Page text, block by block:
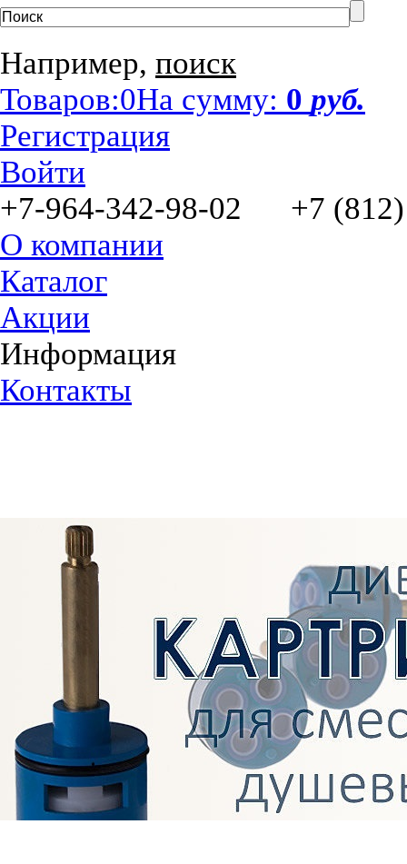
Например, поиск
Товаров:0На сумму: 0 руб.
Регистрация
Войти
+7-964-342-98-02 +7 (812)
О компании
Каталог
Акции
Информация
Контакты